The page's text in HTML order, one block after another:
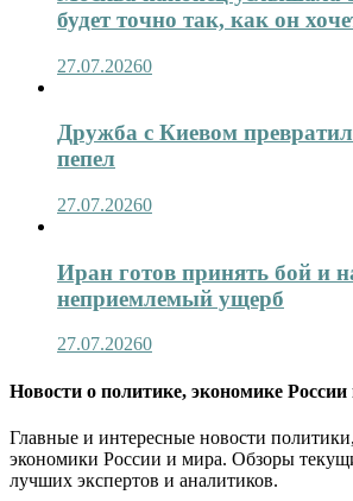
будет точно так, как он
27.07.20260
Дружба с Киевом
пепел
27.07.20260
Иран готов принять бой и
неприемлемый ущерб
27.07.20260
Новости о политике, экономике России
Главные и интересные новости
экономики России и мира. Обзоры
лучших экспертов и аналитиков.